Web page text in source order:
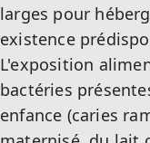
larges pour
existence
L'exposition
bactéries
enfance (caries